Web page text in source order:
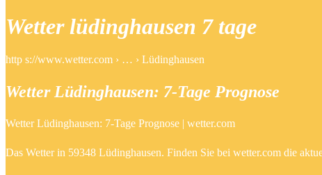
Wetter lüdinghausen 7 tage
http s://www.wetter.com › … › Lüdinghausen
Wetter Lüdinghausen: 7-Tage Prognose
Wetter Lüdinghausen: 7-Tage Prognose | wetter.com
Das Wetter in 59348 Lüdinghausen. Finden Sie bei wetter.com die